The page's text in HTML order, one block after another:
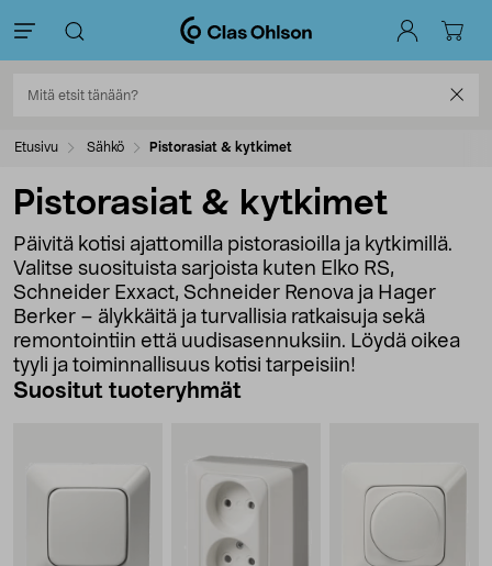
Etusivu Sähkö Pistorasiat & kytkimet
Pistorasiat & kytkimet
Päivitä kotisi ajattomilla pistorasioilla ja kytkimillä.
Valitse suosituista sarjoista kuten Elko RS,
Schneider Exxact, Schneider Renova ja Hager
Berker – älykkäitä ja turvallisia ratkaisuja sekä
remontointiin että uudisasennuksiin. Löydä oikea
tyyli ja toiminnallisuus kotisi tarpeisiin!
Suositut tuoteryhmät